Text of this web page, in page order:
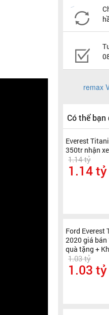
remax
Có thể
Everest
350tr nhận xe
1.14 tỷ
1.14 tỷ
Ford Everest
2020 giá bán
quà tặng +
1.03 tỷ
1.03 tỷ